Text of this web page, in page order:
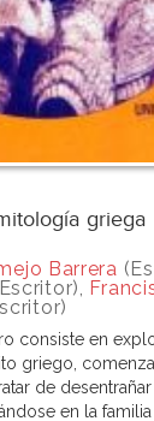
griega
Barrera
consiste en
griego,
de
en la